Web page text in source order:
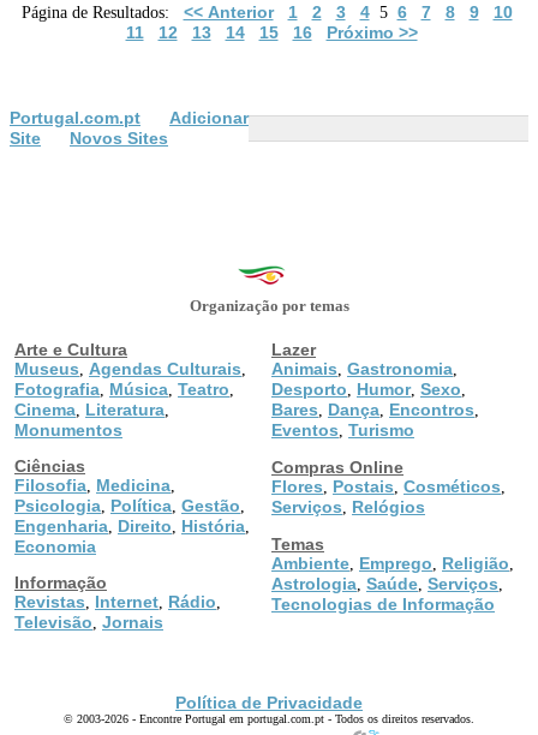
Página de Resultados: << Anterior 1 2 3 45 6 7 8 9
10
11
12 13 14 15 16 Próximo >>
Portugal.com.pt
Adicionar
Site
Novos Sites
Organização por temas
Arte e Cultura
Museus
Agendas Culturais
Fotografia Música Teatro
Cinema Literatura
Monumentos
Ciências
Filosofia Medicina
Psicologia Política Gestão
Engenharia Direito História
Economia
Informação
Revistas
Internet Rádio
Televisão Jornais
Lazer
Animais Gastronomia
Desporto Humor, Sexo
Bares Dança Encontros
Eventos Turismo
Compras Online
Flores
Postais Cosméticos
Serviços
Relógios
Temas
Ambiente Emprego Religião
Astrologia Saúde Serviços
Tecnologias de Informação
Política de Privacidade
© 2003-2026 - Encontre Portugal em portugal.com.pt - Todos os direitos reservados.